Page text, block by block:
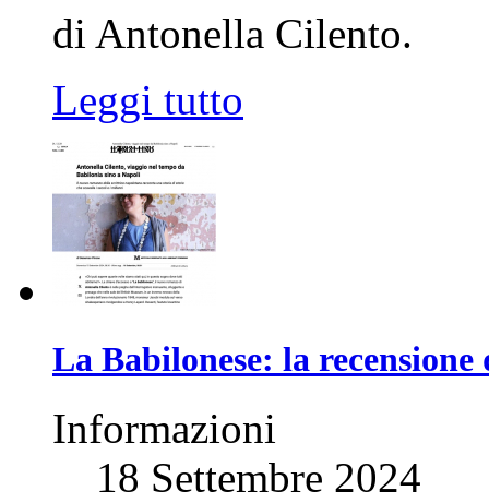
di Antonella Cilento.
Leggi tutto
La Babilonese: la
Informazioni
18 Settembre 2024